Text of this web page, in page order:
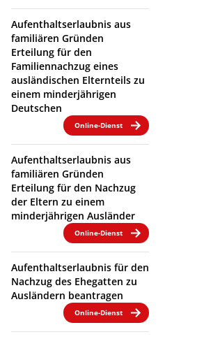
Aufenthaltserlaubnis aus
familiären Gründen
Erteilung für den
Familiennachzug eines
ausländischen Elternteils zu
einem minderjährigen
Deutschen
Online-Dienst
Aufenthaltserlaubnis aus
familiären Gründen
Erteilung für den Nachzug
der Eltern zu einem
minderjährigen Ausländer
Online-Dienst
Aufenthaltserlaubnis für den
Nachzug des Ehegatten zu
Ausländern beantragen
Online-Dienst